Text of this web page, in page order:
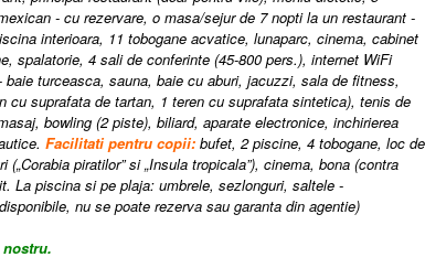
- cu rezervare, o masa/sejur de 7 nopti la un restaurant -
interioara, 11 tobogane acvatice, lunaparc, cinema, cabinet
spalatorie, 4 sali de conferinte (45-800 pers.), internet WiFi
baie turceasca, sauna, baie cu aburi, jacuzzi, sala de fitness,
cu suprafata de tartan, 1 teren cu suprafata sintetica), tenis de
bowling (2 piste), biliard, aparate electronice, inchirierea
Facilitati pentru copii: bufet, 2 piscine, 4 tobogane, loc de
piratilor” si „Insula tropicala”), cinema, bona (contra
La piscina si pe plaja: umbrele, sezlonguri, saltele -
nu se poate rezerva sau garanta din agentie)